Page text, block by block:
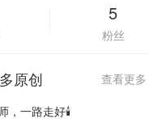
🇦🇺
5
粉丝
原创
查看更多
，一路走好🕯️